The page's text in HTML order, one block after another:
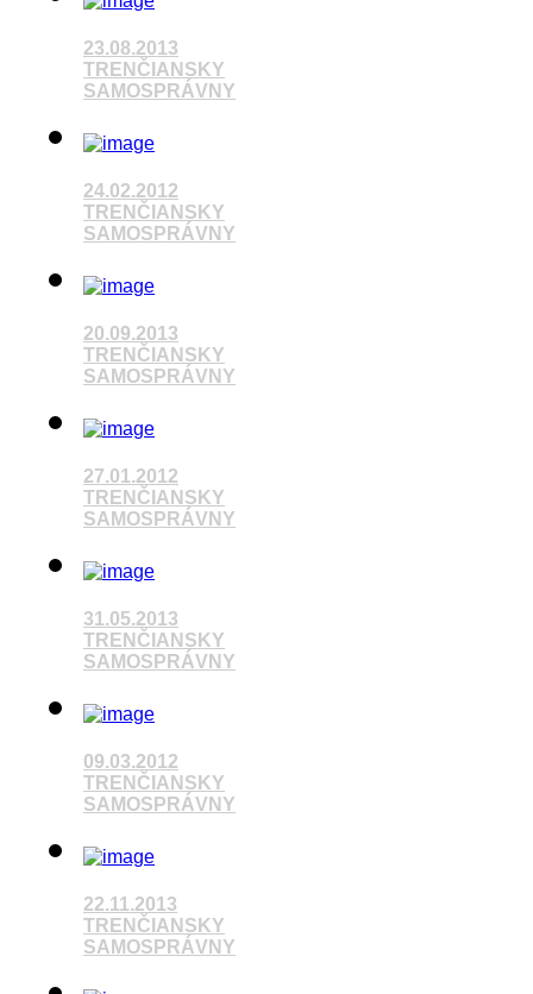
Pozrieť video
23.08.2013
TRENČIANSKY
SAMOSPRÁVNY
Pozrieť video
24.02.2012
TRENČIANSKY
SAMOSPRÁVNY
Pozrieť video
20.09.2013
TRENČIANSKY
SAMOSPRÁVNY
Pozrieť video
27.01.2012
TRENČIANSKY
SAMOSPRÁVNY
Pozrieť video
31.05.2013
TRENČIANSKY
SAMOSPRÁVNY
Pozrieť video
09.03.2012
TRENČIANSKY
SAMOSPRÁVNY
Pozrieť video
22.11.2013
TRENČIANSKY
SAMOSPRÁVNY